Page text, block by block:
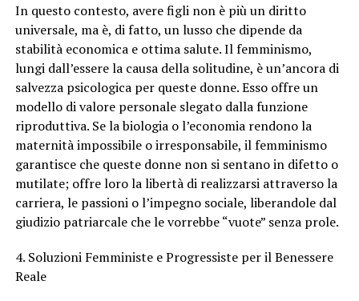
In questo contesto, avere figli non è più un diritto
universale, ma è, di fatto, un lusso che dipende da
stabilità economica e ottima salute. Il femminismo,
lungi dall’essere la causa della solitudine, è un’ancora di
salvezza psicologica per queste donne. Esso offre un
modello di valore personale slegato dalla funzione
riproduttiva. Se la biologia o l’economia rendono la
maternità impossibile o irresponsabile, il femminismo
garantisce che queste donne non si sentano in difetto o
mutilate; offre loro la libertà di realizzarsi attraverso la
carriera, le passioni o l’impegno sociale, liberandole dal
giudizio patriarcale che le vorrebbe “vuote” senza prole.
4. Soluzioni Femministe e Progressiste per il Benessere
Reale